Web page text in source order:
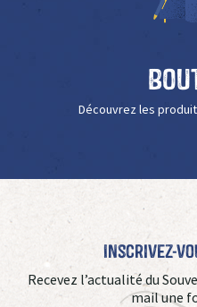
Découvrez les
Inscrivez-
Recevez l’actualité du
mail une